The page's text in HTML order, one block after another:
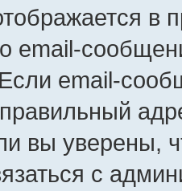
в
email-
email-
вы уверены,
с